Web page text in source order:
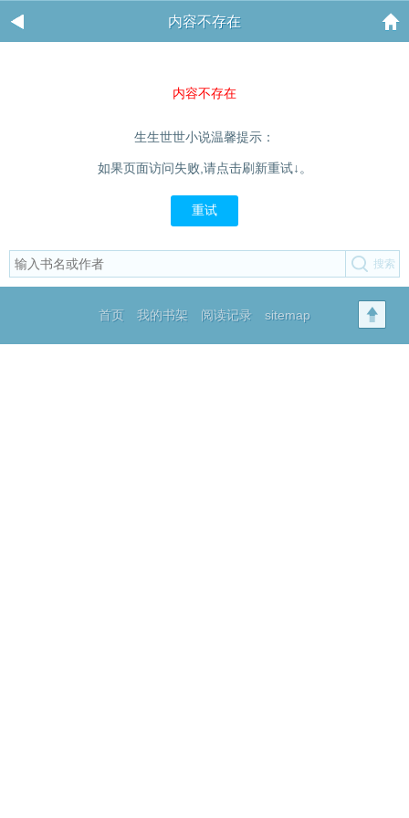
内容不存在
内容不存在
生生世世小说温馨提示：
如果页面访问失败,请点击刷新重试↓。
重试
首页 我的书架 阅读记录 sitemap